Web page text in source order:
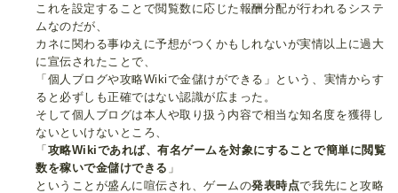
これを設定することで閲覧数に応じた報酬分配が行われるシステ
ムなのだが、
カネに関わる事ゆえに予想がつくかもしれないが実情以上に過大
に宣伝されたことで、
「個人ブログや攻略Wikiで金儲けができる」という、実情からす
ると必ずしも正確ではない認識が広まった。
そして個人ブログは本人や取り扱う内容で相当な知名度を獲得し
ないといけないところ、
「攻略Wikiであれば、有名ゲームを対象にすることで簡単に閲覧
数を稼いで金儲けできる 」
ということが盛んに喧伝され、ゲームの発表時点で我先にと攻略